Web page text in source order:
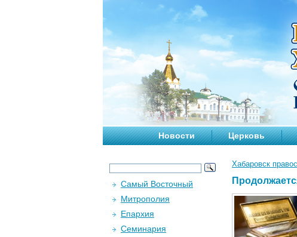
Новости Церковь
Хабаровск
Самый Восточный
Митрополия
Епархия
Семинария